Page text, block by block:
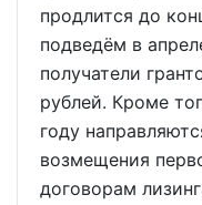
продлится до
подведём в
получатели
рублей. Кроме
году
возмещения
договорам